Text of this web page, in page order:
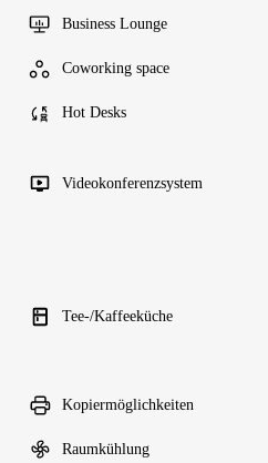
Business Lounge
Coworking space
Hot Desks
Videokonferenzsystem
Tee-/Kaffeeküche
Kopiermöglichkeiten
Raumkühlung